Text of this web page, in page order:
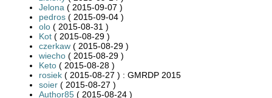
Jelona ( 2015-09-07 )
pedros ( 2015-09-04 )
olo ( 2015-08-31 )
Kot ( 2015-08-29 )
czerkaw ( 2015-08-29 )
wiecho ( 2015-08-29 )
Keto ( 2015-08-28 )
rosiek ( 2015-08-27 ) : GMRDP 2015
soier ( 2015-08-27 )
Author85 ( 2015-08-24 )